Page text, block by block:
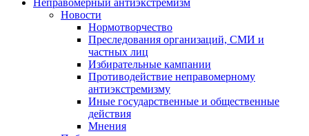
Неправомерный антиэкстремизм
Новости
Нормотворчество
Преследования организаций, СМИ и
частных лиц
Избирательные кампании
Противодействие неправомерному
антиэкстремизму
Иные государственные и общественные
действия
Мнения